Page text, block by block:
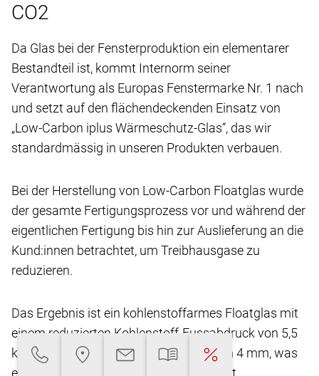
CO2
Da Glas bei der Fensterproduktion ein elementarer
Bestandteil ist, kommt Internorm seiner
Verantwortung als Europas Fenstermarke Nr. 1 nach
und setzt auf den flächendeckenden Einsatz von
„Low-Carbon iplus Wärmeschutz-Glas“, das wir
standardmässig in unseren Produkten verbauen.
Bei der Herstellung von Low-Carbon Floatglas wurde
der gesamte Fertigungsprozess vor und während der
eigentlichen Fertigung bis hin zur Auslieferung an die
Kund:innen betrachtet, um Treibhausgase zu
reduzieren.
Das Ergebnis ist ein kohlenstoffarmes Floatglas mit
einem reduzierten Kohlenstoff-Fussabdruck von 5,5
kg CO2-eq/m2** bei einer Glasdicke von 4 mm, was
eine Reduktion von über 45 % ermöglicht.